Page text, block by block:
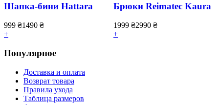
Шапка-бини Hattara
999 ₴1490 ₴
+
Брюки Reimatec Kaura
1999 ₴2990 ₴
+
Популярное
Доставка и оплата
Возврат товара
Правила ухода
Таблица размеров